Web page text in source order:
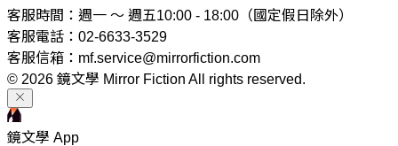
客服時間：週一 ～ 週五10:00 - 18:00（國定假日除外）
客服電話：02-6633-3529
客服信箱：mf.service@mirrorfiction.com
© 2026 鏡文學 Mirror Fiction All rights reserved.
鏡文學 App